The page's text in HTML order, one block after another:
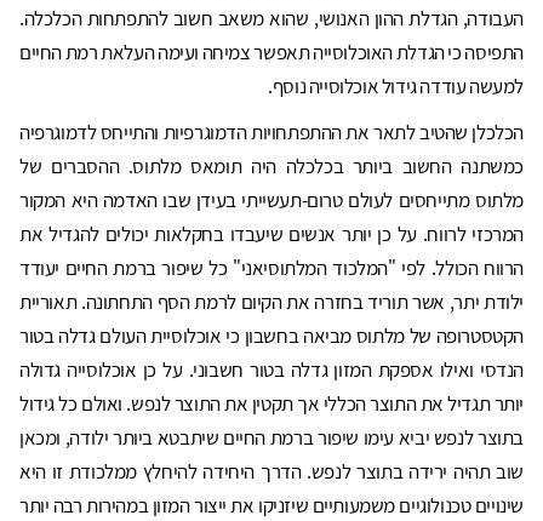
העבודה, הגדלת ההון האנושי, שהוא משאב חשוב להתפתחות הכלכלה.
התפיסה כי הגדלת האוכלוסייה תאפשר צמיחה ועימה העלאת רמת החיים
למעשה עודדה גידול אוכלוסייה נוסף.
הכלכלן שהטיב לתאר את ההתפתחויות הדמוגרפיות והתייחס לדמוגרפיה
כמשתנה החשוב ביותר בכלכלה היה תומאס מלתוס. ההסברים של
מלתוס מתייחסים לעולם טרום-תעשייתי בעידן שבו האדמה היא המקור
המרכזי לרווח. על כן יותר אנשים שיעבדו בחקלאות יכולים להגדיל את
הרווח הכולל. לפי "המלכוד המלתוסיאני" כל שיפור ברמת החיים יעודד
ילודת יתר, אשר תוריד בחזרה את הקיום לרמת הסף התחתונה. תאוריית
הקטסטרופה של מלתוס מביאה בחשבון כי אוכלוסיית העולם גדלה בטור
הנדסי ואילו אספקת המזון גדלה בטור חשבוני. על כן אוכלוסייה גדולה
יותר תגדיל את התוצר הכללי אך תקטין את התוצר לנפש. ואולם כל גידול
בתוצר לנפש יביא עימו שיפור ברמת החיים שיתבטא ביותר ילודה, ומכאן
שוב תהיה ירידה בתוצר לנפש. הדרך היחידה להיחלץ ממלכודת זו היא
שינויים טכנולוגיים משמעותיים שיזניקו את ייצור המזון במהירות רבה יותר